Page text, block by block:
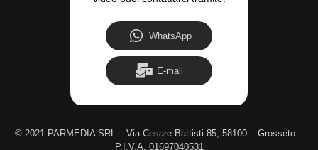
WhatsApp
E-mail
© 2021 PARMEDIA SRL – Via Cesare Battisti 85, 58100 – Grosseto –
P.I.V.A. 01697040531